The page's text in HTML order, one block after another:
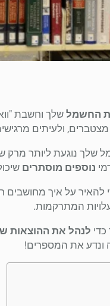
החשמל שלך וחשבת
ולעיתים
נוגעת ליותר מרק
נוספים מוסתרים
על איך מחושבים
המתרקמות.
לנהל את ההוצאות
ונדע את המספרים!